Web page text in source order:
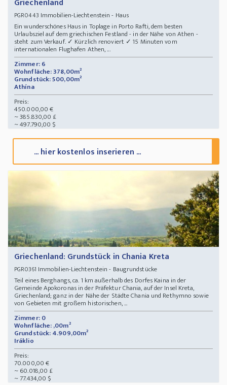
Griechenland
PGR0443 Immobilien-Liechtenstein - Haus
Ein wunderschönes Haus in Toplage in Porto Rafti, dem besten
Urlaubsziel auf dem griechischen Festland - in der Nähe von Athen -
steht zum Verkauf. ✓ Kürzlich renoviert ✓ 15 Minuten vom
internationalen Flughafen Athen, ...
Zimmer: 6
Wohnfläche: 378,00m²
Grundstück: 500,00m²
Athína
Preis:
450.000,00 €
~ 385.830,00 £
~ 497.790,00 $
... hier kostenlos inserieren ...
Griechenland: Grundstück in Chania Kreta
PGR0361 Immobilien-Liechtenstein - Baugrundstücke
Teil eines Berghangs, ca. 1 km außerhalb des Dorfes Kaina in der
Gemeinde Apokoronas in der Präfektur Chania, auf der Insel Kreta,
Griechenland; ganz in der Nähe der Städte Chania und Rethymno sowie
von Gebieten mit großem historischen, ...
Zimmer: 0
Wohnfläche: ,00m²
Grundstück: 4.909,00m²
Iráklio
Preis:
70.000,00 €
~ 60.018,00 £
~ 77.434,00 $